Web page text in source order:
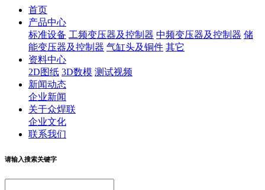
首页
产品中心
标准设备 工频变压器及控制器 中频变压器及控制器 储
能变压器及控制器 气缸头及铜件 其它
资料中心
2D图纸 3D数模 测试视频
新闻动态
企业新闻
关于众焊联
企业文化
联系我们
请输入搜索关键字